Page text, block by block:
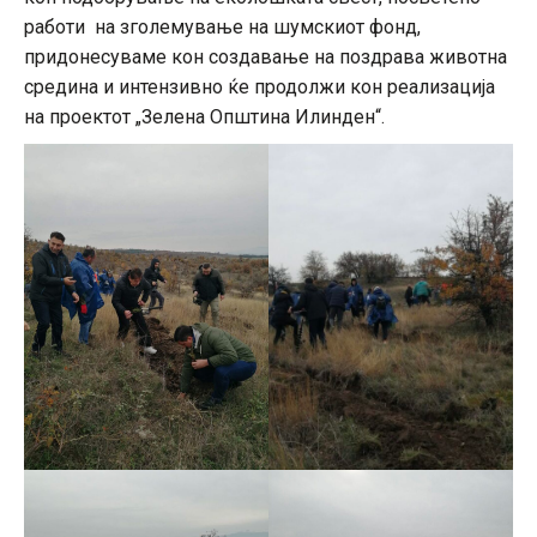
работи на зголемување на шумскиот фонд,
придонесуваме кон создавање на поздрава животна
средина и интензивно ќе продолжи кон реализација
на проектот „Зелена Општина Илинден“.